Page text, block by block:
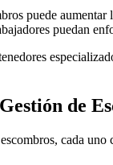
puede
puedan
de
cada